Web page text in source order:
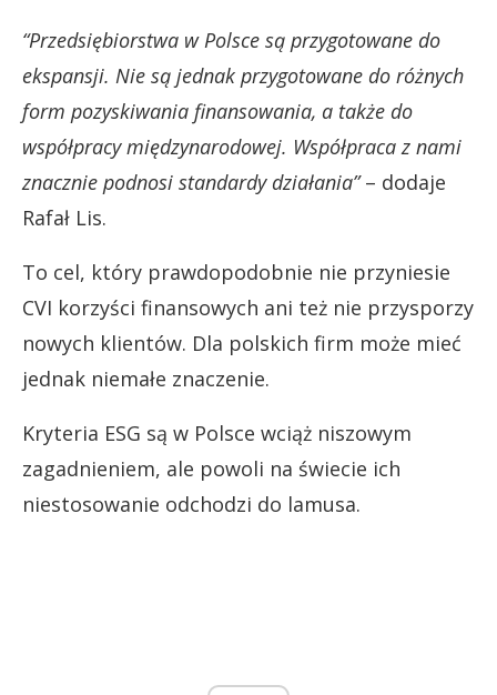
“Przedsiębiorstwa w Polsce są przygotowane do
ekspansji. Nie są jednak przygotowane do różnych
form pozyskiwania finansowania, a także do
współpracy międzynarodowej. Współpraca z nami
znacznie podnosi standardy działania”– dodaje
Rafał Lis.
To cel, który prawdopodobnie nie przyniesie
CVI korzyści finansowych ani też nie przysporzy
nowych klientów. Dla polskich firm może mieć
jednak niemałe znaczenie.
Kryteria ESG są w Polsce wciąż niszowym
zagadnieniem, ale powoli na świecie ich
niestosowanie odchodzi do lamusa.